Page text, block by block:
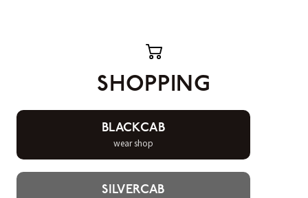
SHOPPING
BLACKCAB
wear shop
SILVERCAB